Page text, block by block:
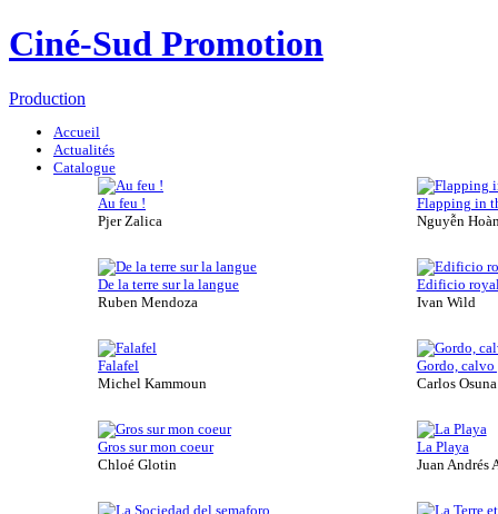
Ciné-Sud Promotion
Production
Accueil
Actualités
Catalogue
Au feu !
Pjer Zalica
Flapping in
Nguyễn
De la terre sur la langue
Ruben Mendoza
Edificio
Ivan Wild
Falafel
Michel Kammoun
Gordo,
Carlos Osuna
Gros sur mon coeur
Chloé Glotin
La Playa
Juan Andrés